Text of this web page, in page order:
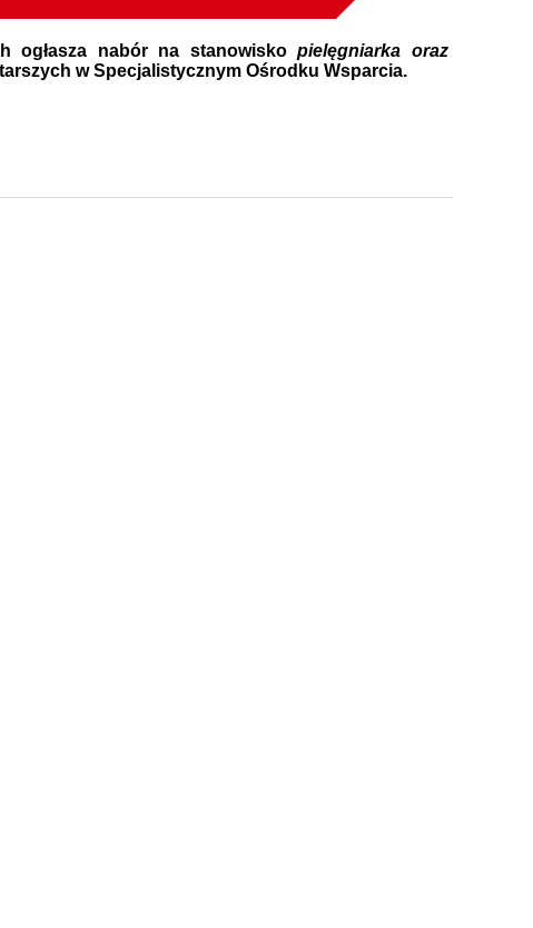
ogłasza nabór na stanowiskopielęgniarka oraz
w Specjalistycznym Ośrodku Wsparcia.